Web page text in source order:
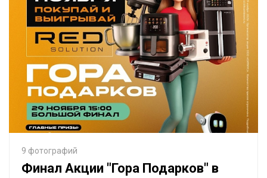
9 фотографий
Финал Акции "Гора Подарков" в